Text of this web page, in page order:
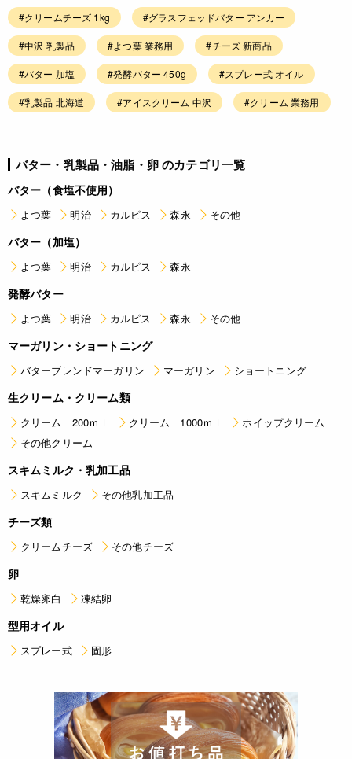
#クリームチーズ 1kg #グラスフェッドバター アンカー
#中沢 乳製品 #よつ葉 業務用 #チーズ 新商品
#バター 加塩 #発酵バター 450g #スプレー式 オイル
#乳製品 北海道 #アイスクリーム 中沢 #クリーム 業務用
バター・乳製品・油脂・卵 のカテゴリ一覧
バター（食塩不使用）
よつ葉 明治 カルピス 森永 その他
バター（加塩）
よつ葉 明治 カルピス 森永
発酵バター
よつ葉 明治 カルピス 森永 その他
マーガリン・ショートニング
バターブレンドマーガリン マーガリン ショートニング
生クリーム・クリーム類
クリーム 200ｍｌ クリーム 1000ｍｌ
ホイップクリーム
その他クリーム
スキムミルク・乳加工品
スキムミルク その他乳加工品
チーズ類
クリームチーズ その他チーズ
卵
乾燥卵白 凍結卵
型用オイル
スプレー式 固形